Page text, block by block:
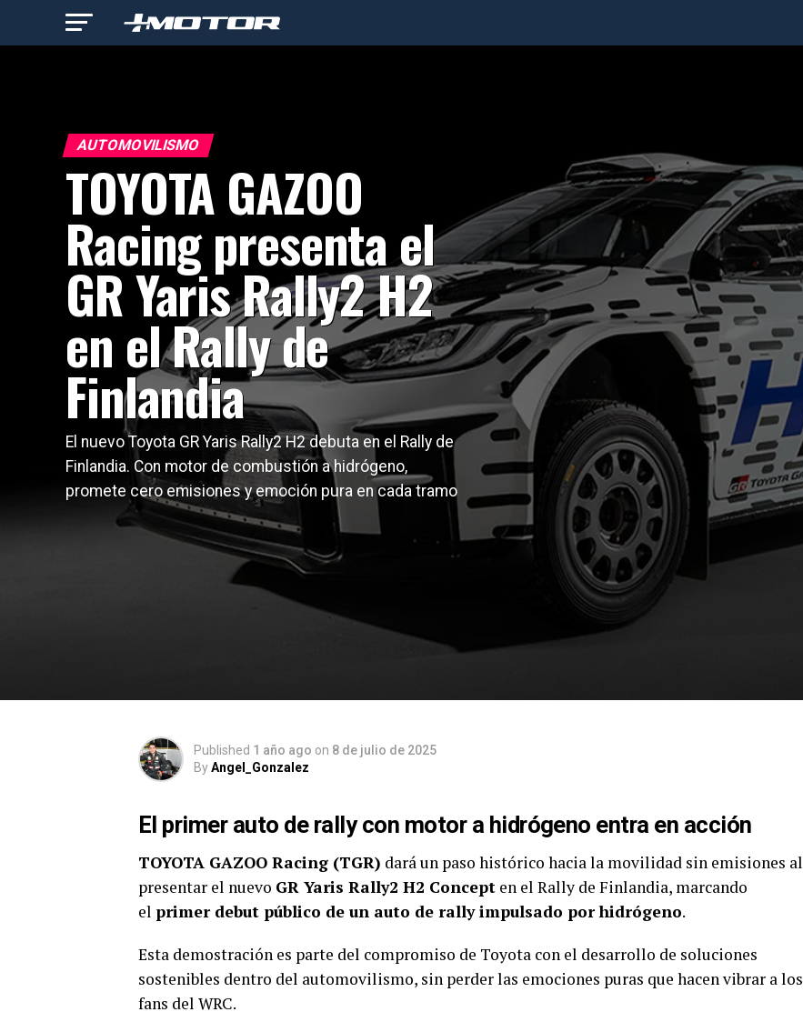
AUTOMOVILISMO
TOYOTA GAZOO
Racing presenta el
GR Yaris Rally2 H2
en el Rally de
Finlandia
El nuevo Toyota GR Yaris Rally2 H2 debuta en el Rally de
Finlandia. Con motor de combustión a hidrógeno,
promete cero emisiones y emoción pura en cada tramo
Published 1 año ago on 8 de julio de 2025
ByAngel_Gonzalez
El primer auto de rally con motor a hidrógeno entra en acción
TOYOTA GAZOO Racing (TGR) dará un paso histórico hacia la movilidad sin emisiones al
presentar el nuevo GR Yaris Rally2 H2 Concept en el Rally de Finlandia, marcando
el primer debut público de un auto de rally impulsado por hidrógeno.
Esta demostración es parte del compromiso de Toyota con el desarrollo de soluciones
sostenibles dentro del automovilismo, sin perder las emociones puras que hacen vibrar a los
fans del WRC.